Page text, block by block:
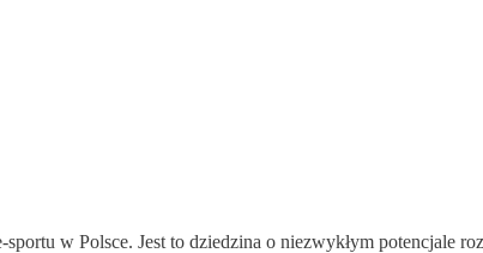
w Polsce. Jest to dziedzina o niezwykłym potencjale